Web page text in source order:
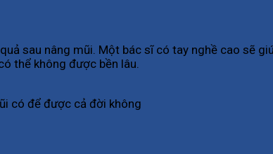
sau nâng mũi. Một bác sĩ có tay nghề cao sẽ
thể không được bền lâu.
có để được cả đời không